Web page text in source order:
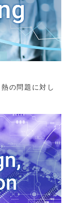
の問題に対し